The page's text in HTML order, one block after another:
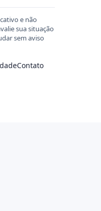
e não
sua situação
sem aviso
Contato